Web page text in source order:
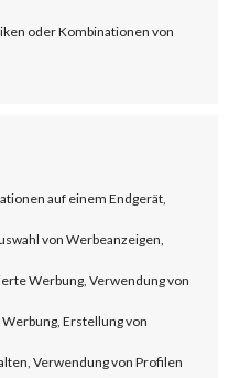
oder Kombinationen von
auf einem Endgerät,
von Werbeanzeigen,
Werbung, Verwendung von
Erstellung von
Verwendung von Profilen
(CVE-